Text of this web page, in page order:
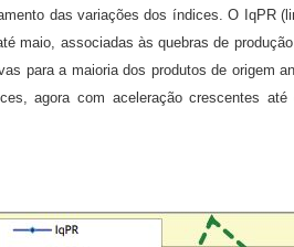
das variações dos índices. O IqPR
maio, associadas às quebras de
para a maioria dos produtos de origem
agora com aceleração crescentes